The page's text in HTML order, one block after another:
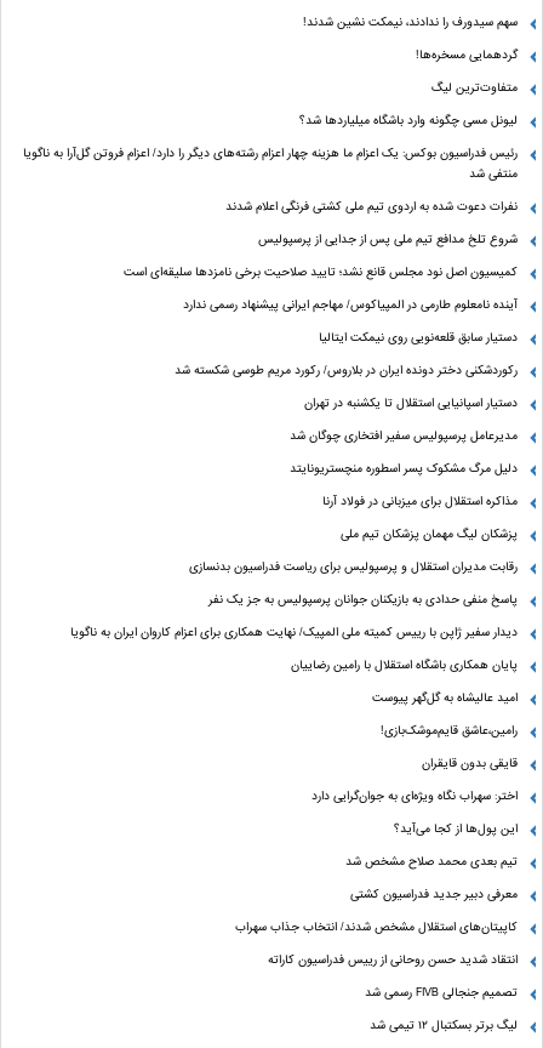
سهم سیدورف را ندادند، نیمکت نشین شدند!
گردهمایی مسخره‌ها!
متفاوت‌ترین لیگ
لیونل مسی چگونه وارد باشگاه میلیاردها شد؟
رئیس فدراسیون بوکس: یک اعزام ما هزینه چهار اعزام رشته‌های دیگر را دارد/ اعزام فروتن گل‌آرا به ناگویا
منتفی شد
نفرات دعوت شده به اردوی تیم ملی کشتی فرنگی اعلام شدند
شروع تلخ مدافع تیم ملی پس از جدایی از پرسپولیس
کمیسیون اصل نود مجلس قانع نشد؛ تایید صلاحیت برخی نامزدها سلیقه‌ای است
آینده نامعلوم طارمی در المپیاکوس/ مهاجم ایرانی پیشنهاد رسمی ندارد
دستیار سابق قلعه‌نویی روی نیمکت ایتالیا
رکوردشکنی دختر دونده ایران در بلاروس/ رکورد مریم طوسی شکسته شد
دستیار اسپانیایی استقلال تا یکشنبه در تهران
مدیرعامل پرسپولیس سفیر افتخاری چوگان شد
دلیل مرگ مشکوک پسر اسطوره منچستریونایتد
مذاکره استقلال برای میزبانی در فولاد آرنا
پزشکان لیگ مهمان پزشکان تیم ملی
رقابت مدیران استقلال و پرسپولیس برای ریاست فدراسیون بدنسازی
پاسخ منفی حدادی به بازیکنان جوانان پرسپولیس به جز یک نفر
دیدار سفیر ژاپن با رییس کمیته ملی المپیک/ نهایت همکاری برای اعزام کاروان ایران به ناگویا
پایان همکاری باشگاه استقلال با رامین رضاییان
امید عالیشاه به گل‌گهر پیوست
رامین،عاشق قایم‌موشک‌بازی!
قایقی بدون قایقران
اختر: سهراب نگاه ویژه‌ای به جوان‌گرایی دارد
این پول‌ها از کجا می‌آید؟
تیم بعدی محمد صلاح مشخص شد
معرفی دبیر جدید فدراسیون کشتی
کاپیتان‌های استقلال مشخص شدند/ انتخاب جذاب سهراب
انتقاد شدید حسن روحانی از رییس فدراسیون کاراته
تصمیم جنجالی FIVB رسمی شد
لیگ برتر بسکتبال ۱۲ تیمی شد